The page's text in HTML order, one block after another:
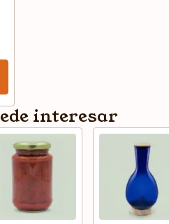
interesar